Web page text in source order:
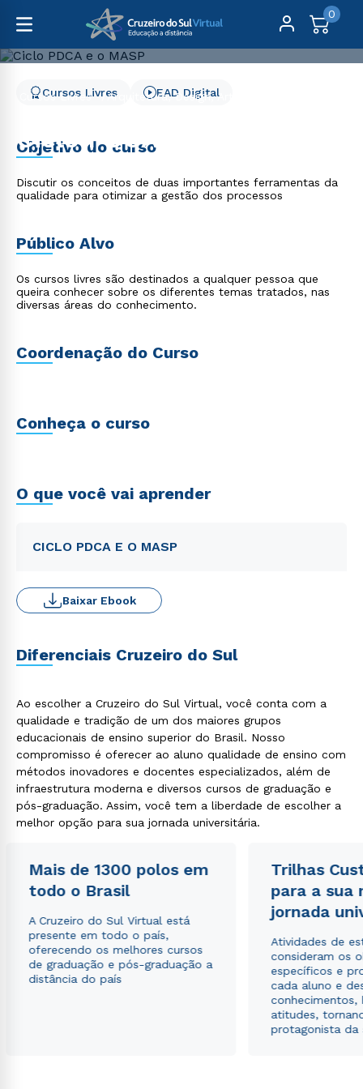
0
Cursos Livres
Arquitetura, Design, Artes e Moda
Ciclo PDCA e o MASP
Cursos Livres EAD Digital
Objetivo do curso
Discutir os conceitos de duas importantes ferramentas da
qualidade para otimizar a gestão dos processos
Público Alvo
Os cursos livres são destinados a qualquer pessoa que
queira conhecer sobre os diferentes temas tratados, nas
diversas áreas do conhecimento.
Coordenação do Curso
Conheça o curso
O que você vai aprender
CICLO PDCA E O MASP
Baixar Ebook
Diferenciais Cruzeiro do Sul
Ao escolher a Cruzeiro do Sul Virtual, você conta com a
qualidade e tradição de um dos maiores grupos
educacionais de ensino superior do Brasil. Nosso
compromisso é oferecer ao aluno qualidade de ensino com
métodos inovadores e docentes especializados, além de
infraestrutura moderna e diversos cursos de graduação e
pós-graduação. Assim, você tem a liberdade de escolher a
melhor opção para sua jornada universitária.
Mais de 1300 polos em
todo o Brasil
A Cruzeiro do Sul Virtual está
presente em todo o país,
oferecendo os melhores cursos
de graduação e pós-graduação a
distância do país
Trilhas
para a sua
jornada
Atividades de
consideram os
específicos e
cada aluno e
conhecimentos,
atitudes,
protagonista da